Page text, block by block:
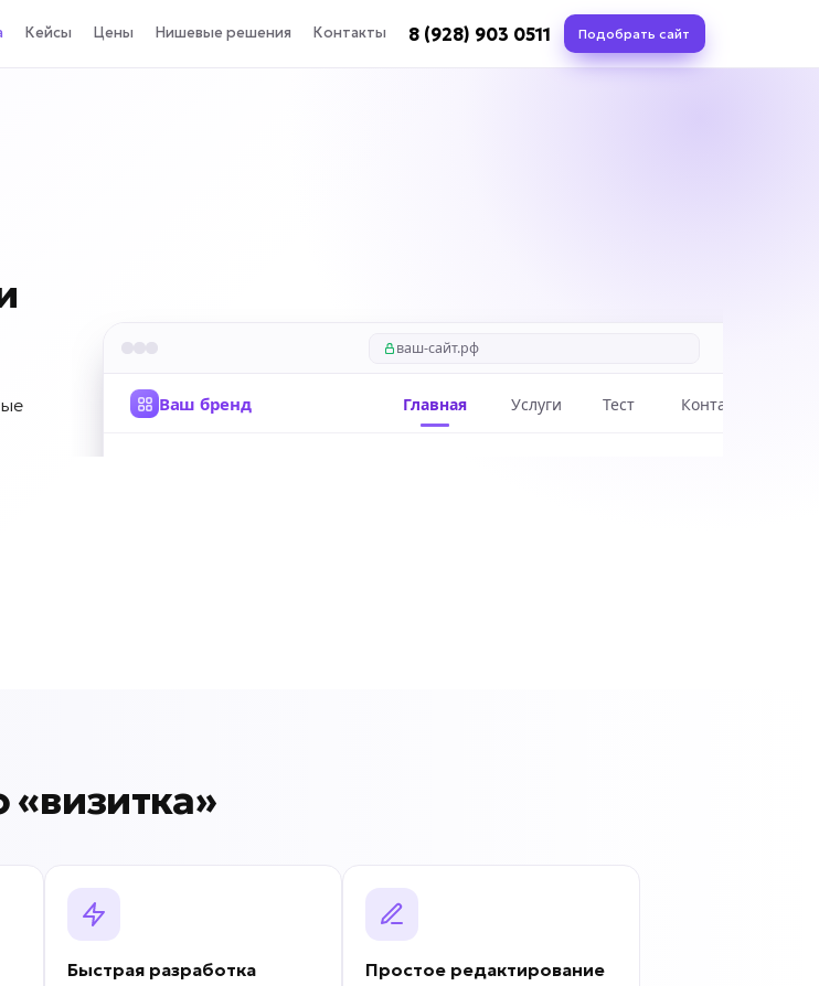
Кейсы Цены Нишевые решения Контакты 8 (928) 903 0511 Подобрать сайт
«визитка»
Быстрая разработка Простое редактирование